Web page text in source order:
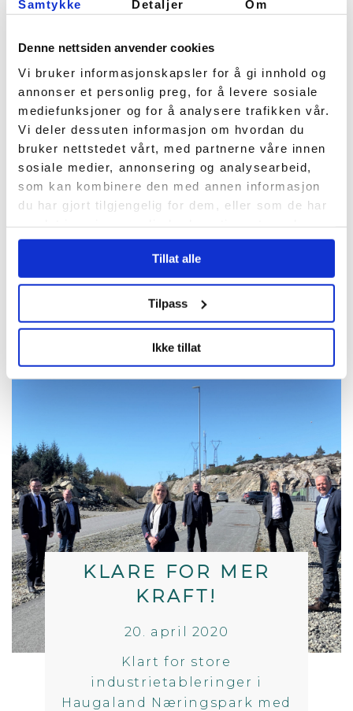
Samtykke Detaljer Om
Denne nettsiden anvender cookies
Vi bruker informasjonskapsler for å gi innhold og
annonser et personlig preg, for å levere sosiale
mediefunksjoner og for å analysere trafikken vår.
Vi deler dessuten informasjon om hvordan du
bruker nettstedet vårt, med partnerne våre innen
sosiale medier, annonsering og analysearbeid,
som kan kombinere den med annen informasjon
du har gjort tilgjengelig for dem, eller som de har
Tillat alle
Tilpass
Ikke tillat
SATSER PÅ
PILOTPROSJEKT FOR
HYDROGEN
10. juni 2020
Med regjeringens nye
hydrogenstrategi på plass, kan
pilotprosjekt.
KLARE FOR MER
KRAFT!
20. april 2020
Klart for store
industrietableringer i
Haugaland Næringspark med